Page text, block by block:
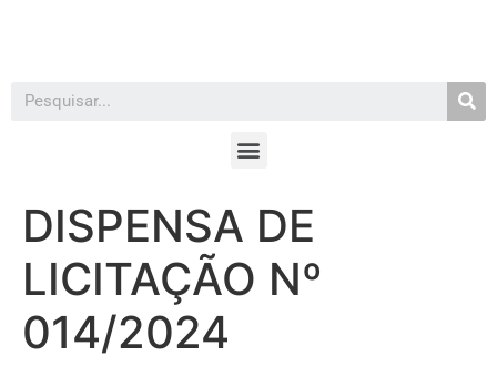
DISPENSA DE
LICITAÇÃO Nº
014/2024